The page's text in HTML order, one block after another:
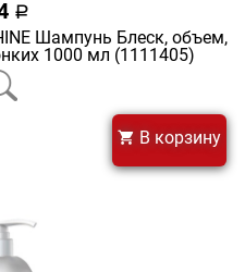
a
Шампунь Блеск, объем,
1000 мл (1111405)
В корзину